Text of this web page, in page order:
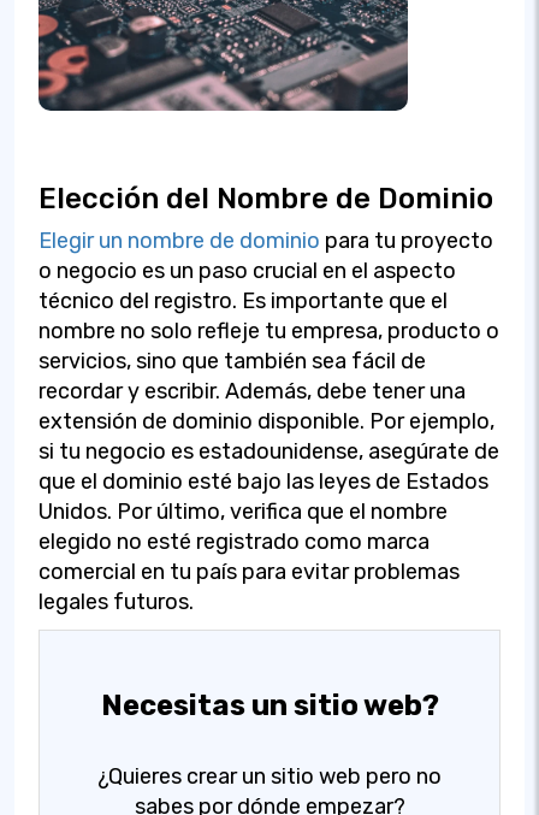
Elección del Nombre de Dominio
Elegir un nombre de dominio para tu proyecto
o negocio es un paso crucial en el aspecto
técnico del registro. Es importante que el
nombre no solo refleje tu empresa, producto o
servicios, sino que también sea fácil de
recordar y escribir. Además, debe tener una
extensión de dominio disponible. Por ejemplo,
si tu negocio es estadounidense, asegúrate de
que el dominio esté bajo las leyes de Estados
Unidos. Por último, verifica que el nombre
elegido no esté registrado como marca
comercial en tu país para evitar problemas
legales futuros.
Necesitas un sitio web?
¿Quieres crear un sitio web pero no
sabes por dónde empezar?